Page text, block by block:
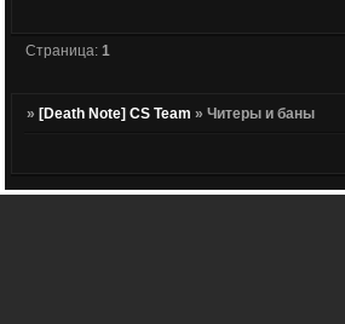
Страница: 1
» [Death Note] CS Team »Читеры и баны